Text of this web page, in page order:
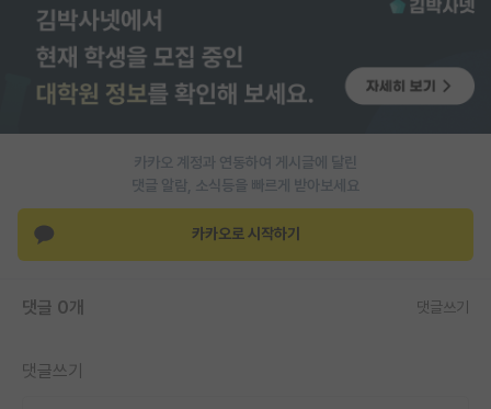
카카오 계정과 연동하여 게시글에 달린
댓글 알람, 소식등을 빠르게 받아보세요
카카오로 시작하기
댓글 0개 댓글쓰기
댓글쓰기